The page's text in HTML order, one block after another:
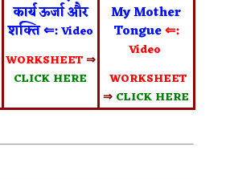
कार्य ऊर्जा और
शक्ति⇐:Video
WORKSHEET⇒
CLICK HERE
My Mother
Tongue⇐:
Video
WORKSHEET
⇒ CLICK HERE